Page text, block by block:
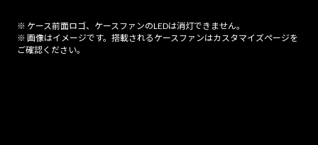
※ ケース前面ロゴ、ケースファンのLEDは消灯できません。
※ 画像はイメージです。搭載されるケースファンはカスタマイズページを
ご確認ください。